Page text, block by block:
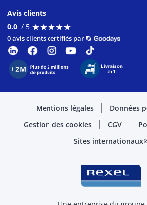
Avis clients
0.0 / 5 ★★★★★
★★★★★
0 avis clients certifiés par
Mentions légales
Données
Gestion des cookies
CGV
Sites internationaux